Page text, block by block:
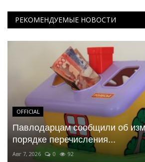
РЕКОМЕНДУЕМЫЕ НОВОСТИ
OFFICIAL
Павлодарцам сообщили об
порядке перечисления...
Авг 7, 2026 0 92